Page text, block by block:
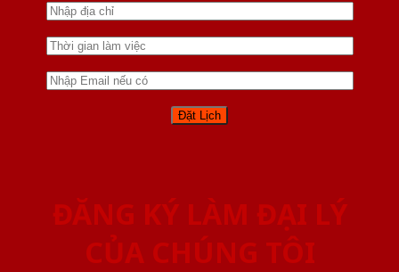
ĐĂNG KÝ LÀM ĐẠI LÝ
CỦA CHÚNG TÔI